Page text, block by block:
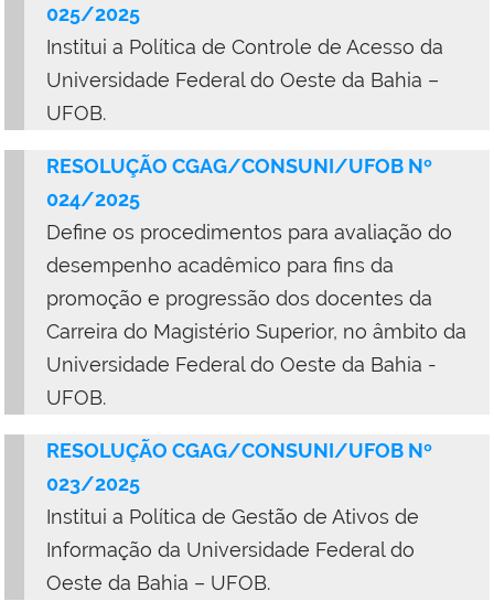
025/2025
Institui a Política de Controle de Acesso da
Universidade Federal do Oeste da Bahia –
UFOB.
RESOLUÇÃO CGAG/CONSUNI/UFOB Nº
024/2025
Define os procedimentos para avaliação do
desempenho acadêmico para fins da
promoção e progressão dos docentes da
Carreira do Magistério Superior, no âmbito da
Universidade Federal do Oeste da Bahia -
UFOB.
RESOLUÇÃO CGAG/CONSUNI/UFOB Nº
023/2025
Institui a Política de Gestão de Ativos de
Informação da Universidade Federal do
Oeste da Bahia – UFOB.